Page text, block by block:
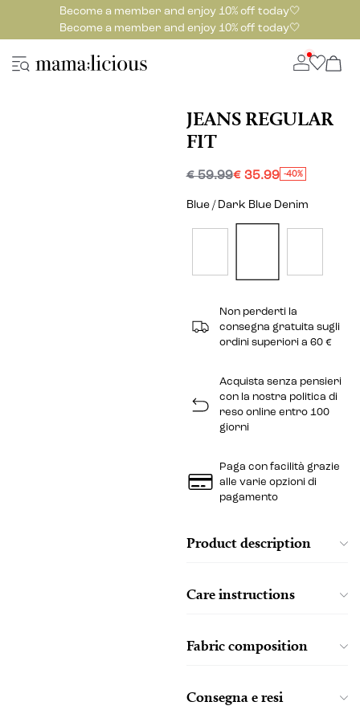
Become a member and enjoy 10% off today🤍
Become a member and enjoy 10% off today🤍
JEANS REGULAR
FIT
€ 59.99€ 35.99 -40%
Blue / Dark Blue Denim
Non perderti la
consegna gratuita sugli
ordini superiori a 60 €
Acquista senza pensieri
con la nostra politica di
reso online entro 100
giorni
Paga con facilità grazie
alle varie opzioni di
pagamento
Product description
Care instructions
Fabric composition
Consegna e resi